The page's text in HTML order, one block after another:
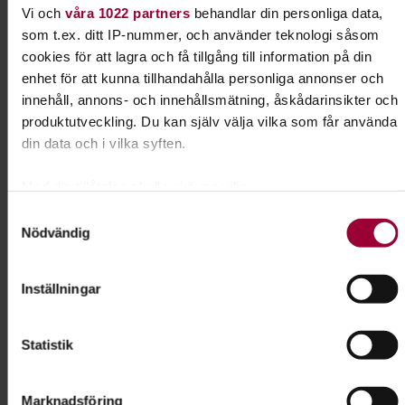
Vi och våra 1022 partnersbehandlar din personliga data,
som t.ex. ditt IP-nummer, och använder teknologi såsom
cookies för att lagra och få tillgång till information på din
enhet för att kunna tillhandahålla personliga annonser och
innehåll, annons- och innehållsmätning, åskådarinsikter och
produktutveckling. Du kan själv välja vilka som får använda
din data och i vilka syften.
kan ha en noggrannhet på upp till flera meter
Ta reda på mer om hur dina personliga uppgifter behandlas
ändra eller dra tillbaka ditt samtycke när som helst från
Nödvändig
Inställningar
Statistik
Marknadsföring
Folkbildningsutvecklare - Hund
Skicka e-post
070-608 11 70
Dela: Facebook
god kontakt med din hund och lägger grunden för